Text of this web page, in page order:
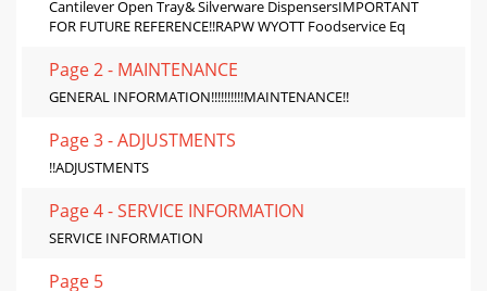
Cantilever Open Tray& Silverware DispensersIMPORTANT
FOR FUTURE REFERENCE!!RAPW WYOTT Foodservice Eq
Page 2 - MAINTENANCE
GENERAL INFORMATION!!!!!!!!!!MAINTENANCE!!
Page 3 - ADJUSTMENTS
!!ADJUSTMENTS
Page 4 - SERVICE INFORMATION
SERVICE INFORMATION
Page 5